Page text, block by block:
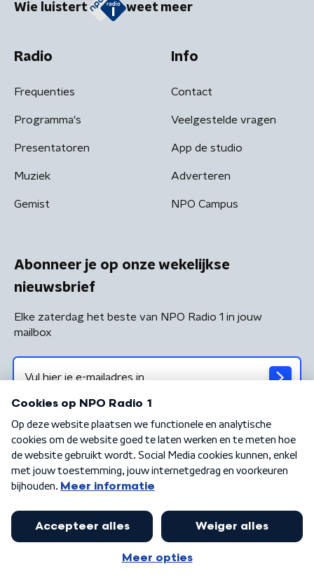
Wie luistert weet meer
Radio
Frequenties
Programma's
Presentatoren
Muziek
Gemist
Info
Contact
Veelgestelde vragen
App de studio
Adverteren
NPO Campus
Abonneer je op onze wekelijkse
nieuwsbrief
Elke zaterdag het beste van NPO Radio 1 in jouw
mailbox
Algemene voorwaarden